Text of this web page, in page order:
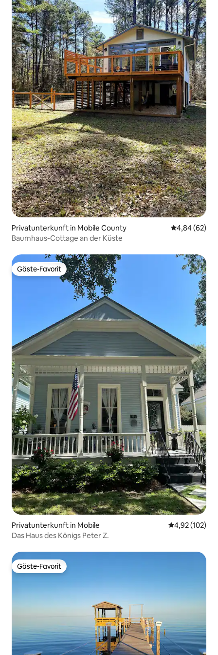
Privatunterkunft in Mobile County
4,84 (62)
Baumhaus-Cottage an der Küste
Gäste-Favorit
Gäste-Favorit
Privatunterkunft in Mobile
4,92 (102)
Das Haus des Königs Peter Z.
Gäste-Favorit
Gäste-Favorit